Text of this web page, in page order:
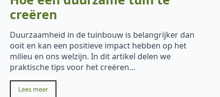
creëren
Duurzaamheid in de tuinbouw is belangrijker dan
ooit en kan een positieve impact hebben op het
milieu en ons welzijn. In dit artikel delen we
praktische tips voor het creëren…
Lees meer